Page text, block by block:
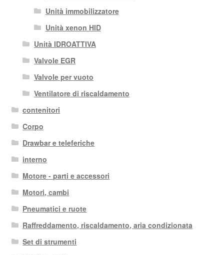
Unità immobilizzatore
Unità xenon HID
Unità IDROATTIVA
Valvole EGR
Valvole per vuoto
Ventilatore di riscaldamento
contenitori
Corpo
Drawbar e teleferiche
interno
Motore - parti e accessori
Motori, cambi
Pneumatici e ruote
Raffreddamento, riscaldamento, aria condizionata
Set di strumenti